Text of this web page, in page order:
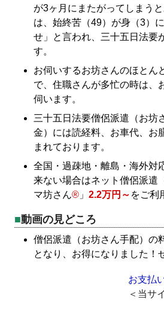
が3ヶ月にまたがってしまう
は、始終苦（49）が身（3）
せ」と言われ、三十五日法要
す。
お伺いするお坊さんのほとん
で、住職さんが多忙の時は、
伺います。
三十五日法要僧侶派遣（お坊
金）には読経料、お車代、お
まれております。
全国・過疎地・離島・海外対
来ない場合はネット僧侶派遣
マ坊さん® 」2.2万円～ をご利
動画の見どころ
僧侶派遣（お坊さん手配）の
となり、お得になりました！
お支払
＜当サ